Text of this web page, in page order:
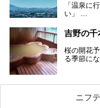
「温泉に
い」
そんな方
お宿に泊
まとまっ
芯までじ
吉野の千
桜の開花
る季節に
まれるく
ります。
ニフ